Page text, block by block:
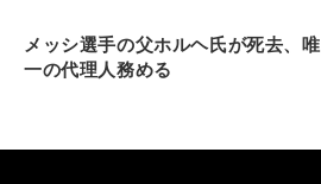
メッシ選手の父ホルヘ氏が死去、唯
一の代理人務める